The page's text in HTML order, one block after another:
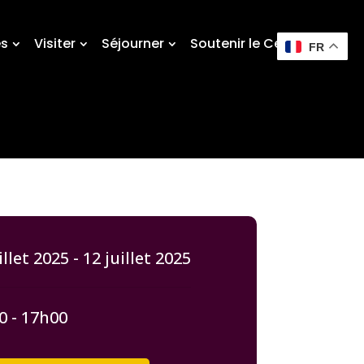
Visiter Séjourner Soutenir le Centre
2025 - 12 juillet 2025
- 17h00
FR